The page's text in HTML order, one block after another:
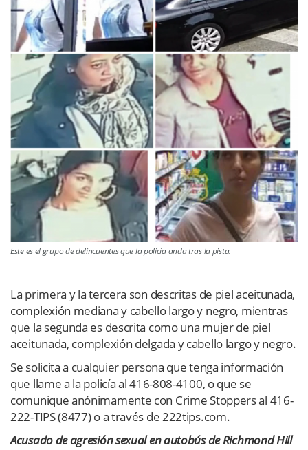
Este es el grupo de delincuentes que la policía anda tras la pista.
La primera y la tercera son descritas de piel aceitunada,
complexión mediana y cabello largo y negro, mientras
que la segunda es descrita como una mujer de piel
aceitunada, complexión delgada y cabello largo y negro.
Se solicita a cualquier persona que tenga información
que llame a la policía al 416-808-4100, o que se
comunique anónimamente con Crime Stoppers al 416-
222-TIPS (8477) o a través de 222tips.com.
Acusado de agresión sexual en autobús de Richmond Hill